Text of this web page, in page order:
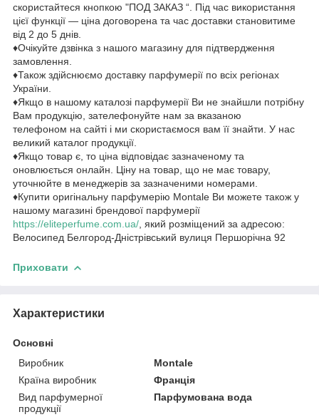
скористайтеся кнопкою "ПОД ЗАКАЗ “. Під час використання
цієї функції — ціна договорена та час доставки становитиме
від 2 до 5 днів.
♦Очікуйте дзвінка з нашого магазину для підтвердження
замовлення.
♦Також здійснюємо доставку парфумерії по всіх регіонах
України.
♦Якщо в нашому каталозі парфумерії Ви не знайшли потрібну
Вам продукцію, зателефонуйте нам за вказаною
телефоном на сайті і ми скористаємося вам її знайти. У нас
великий каталог продукції.
♦Якщо товар є, то ціна відповідає зазначеному та
оновлюється онлайн. Ціну на товар, що не має товару,
уточнюйте в менеджерів за зазначеними номерами.
♦Купити оригінальну парфумерію Montale Ви можете також у
нашому магазині брендової парфумерії
https://eliteperfume.com.ua/ , який розміщений за адресою:
Велосипед Белгород-Дністрівський вулиця Першорічна 92
Приховати
Характеристики
Основні
Виробник
Montale
Країна виробник
Франція
Вид парфумерної
продукції
Парфумована вода